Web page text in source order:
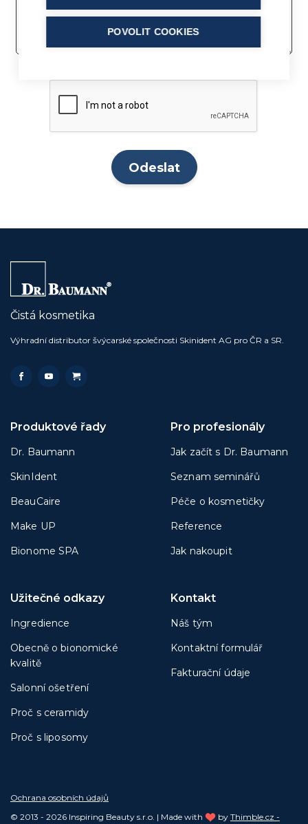
Čistá kosmetika
Výhradní distributor švýcarské společnosti Skinident AG pro ČR a SR.
Produktové řady
Dr. Baumann
SkinIdent
BeauCaire
Make UP
Bionome SPA
Pro profesionály
Jak začít s Dr. Baumann
Seznam seminářů
Péče o kosmetičky
Reference
Jak nakoupit
Užitečné odkazy
Ingredience
Obecně o bionomické
kvalitě
Salonní ošetření
Proč s ceramidy
Proč s liposomy
Kontakt
Náš tým
Kontaktní formulář
Fakturační údaje
© 2013 - 2026 Inspiring Beauty s.r.o. | Made with by Thimble.cz -
Ochrana osobních údajů
POVOLIT COOKIES